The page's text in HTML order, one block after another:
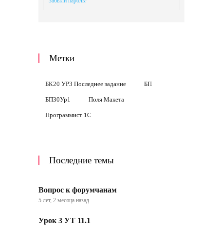
Метки
БК20 УР3 Последнее задание БП
БП30Ур1 Поля Макета
Программист 1С
Последние темы
Вопрос к форумчанам
5 лет, 2 месяца назад
Урок 3 УТ 11.1